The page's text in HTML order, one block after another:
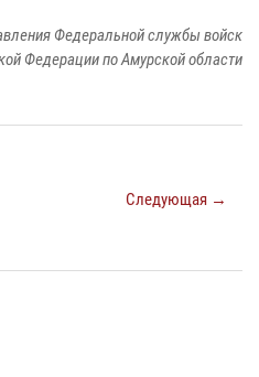
Федеральной службы войск
Федерации по Амурской области
Следующая →